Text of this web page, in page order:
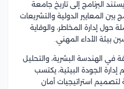
البرنامج إلى تاريخ جامعة
بين المعايير الدولية والتشريعات
حول إدارة المخاطر، والوقاية
بيئة الأداء المهني.
الهندسة البشرية، والتحليل
إدارة الجودة البيئية، يكتسب
لتصميم استراتيجيات أمان